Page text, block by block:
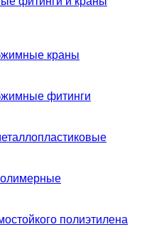
краны
фитинги
полиэтилена